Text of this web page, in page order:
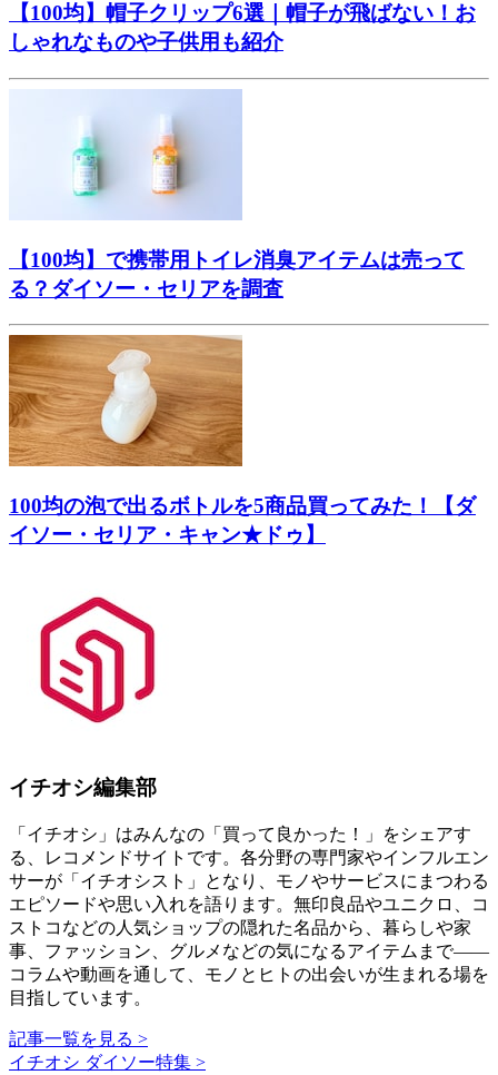
【100均】帽子クリップ6選｜帽子が飛ばない！お
しゃれなものや子供用も紹介
【100均】で携帯用トイレ消臭アイテムは売って
る？ダイソー・セリアを調査
100均の泡で出るボトルを5商品買ってみた！【ダ
イソー・セリア・キャン★ドゥ】
イチオシ編集部
「イチオシ」はみんなの「買って良かった！」をシェアす
る、レコメンドサイトです。各分野の専門家やインフルエン
サーが「イチオシスト」となり、モノやサービスにまつわる
エピソードや思い入れを語ります。無印良品やユニクロ、コ
ストコなどの人気ショップの隠れた名品から、暮らしや家
事、ファッション、グルメなどの気になるアイテムまで――
コラムや動画を通して、モノとヒトの出会いが生まれる場を
目指しています。
記事一覧を見る >
イチオシ ダイソー特集 >